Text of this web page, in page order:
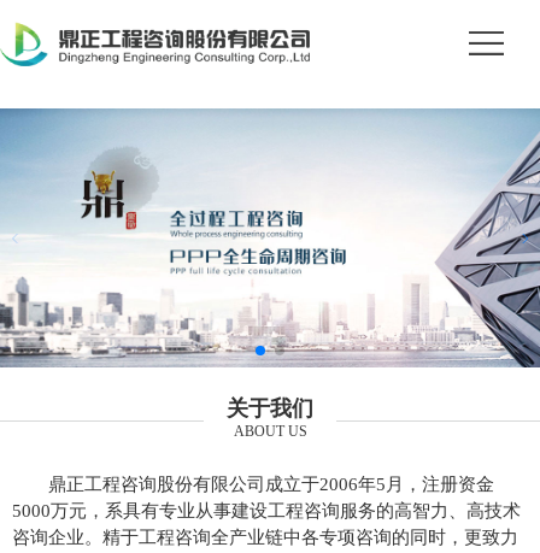
关于我们
ABOUT US
鼎正工程咨询股份有限公司成立于2006年5月，注册资金
5000万元，系具有专业从事建设工程咨询服务的高智力、高技术
咨询企业。精于工程咨询全产业链中各专项咨询的同时，更致力